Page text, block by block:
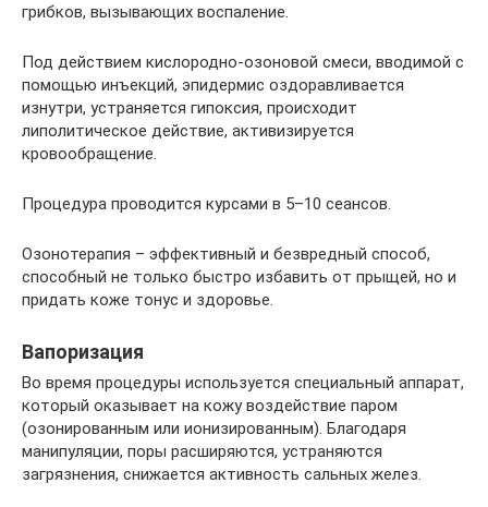
грибков, вызывающих воспаление.
Под действием кислородно-озоновой смеси, вводимой с
помощью инъекций, эпидермис оздоравливается
изнутри, устраняется гипоксия, происходит
липолитическое действие, активизируется
кровообращение.
Процедура проводится курсами в 5–10 сеансов.
Озонотерапия – эффективный и безвредный способ,
способный не только быстро избавить от прыщей, но и
придать коже тонус и здоровье.
Вапоризация
Во время процедуры используется специальный аппарат,
который оказывает на кожу воздействие паром
(озонированным или ионизированным). Благодаря
манипуляции, поры расширяются, устраняются
загрязнения, снижается активность сальных желез.